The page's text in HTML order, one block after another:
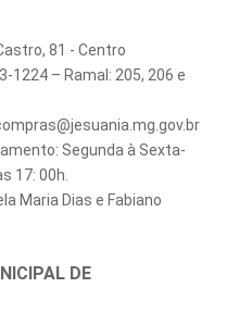
81 - Centro
1224 – Ramal: 205, 206 e
Segunda à Sexta-
17: 00h.
Maria Dias e Fabiano
DE